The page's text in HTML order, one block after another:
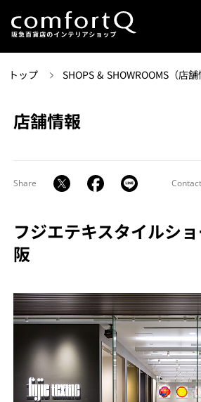
トップ SHOPS & SHOWROOMS（店舗
店舗情報
Share Contact
フジエテキスタイルシ
阪